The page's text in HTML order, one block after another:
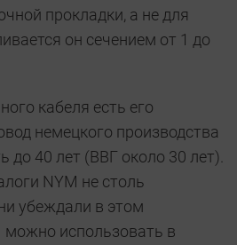
прокладки, а не для
он сечением от 1 до
кабеля есть его
немецкого производства
до 40 лет (ВВГ около 30 лет).
NYM не столь
убеждали в этом
можно использовать в